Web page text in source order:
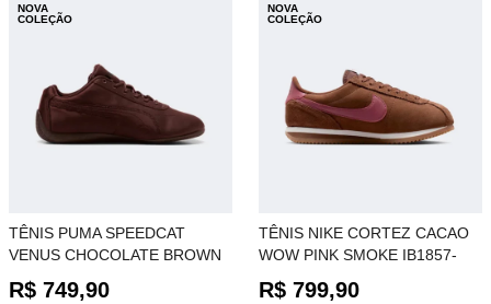
NOVA
COLEÇÃO
TÊNIS PUMA SPEEDCAT
VENUS CHOCOLATE BROWN
406249-01
R$ 749,90
NOVA
COLEÇÃO
TÊNIS NIKE CORTEZ CACAO
WOW PINK SMOKE IB1857-
204
R$ 799,90